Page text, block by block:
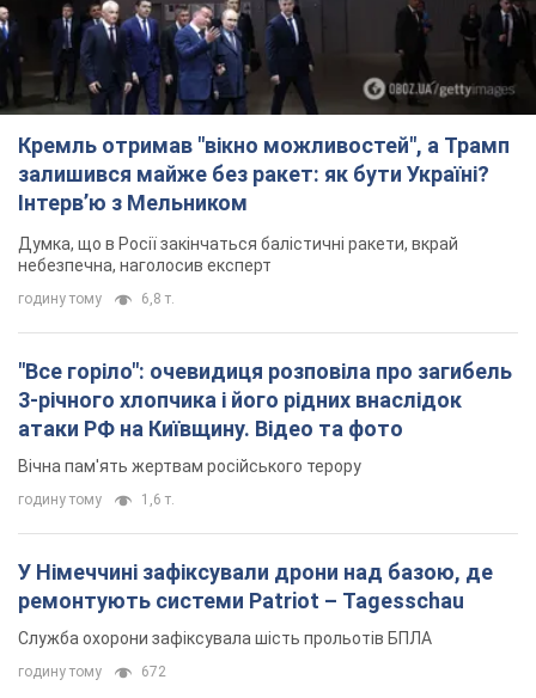
Кремль отримав "вікно можливостей", а Трамп
залишився майже без ракет: як бути Україні?
Інтерв’ю з Мельником
Думка, що в Росії закінчаться балістичні ракети, вкрай
небезпечна, наголосив експерт
годину тому 6,8 т.
"Все горіло": очевидиця розповіла про загибель
3-річного хлопчика і його рідних внаслідок
атаки РФ на Київщину. Відео та фото
Вічна пам'ять жертвам російського терору
годину тому 1,6 т.
У Німеччині зафіксували дрони над базою, де
ремонтують системи Patriot – Tagesschau
Служба охорони зафіксувала шість прольотів БПЛА
годину тому 672